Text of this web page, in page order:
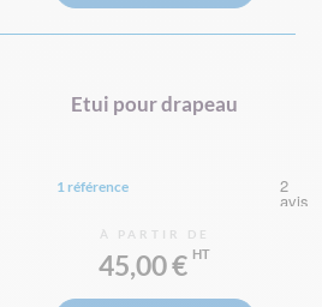
Etui pour drapeau
1 référence
À PARTIR DE
45,00 €